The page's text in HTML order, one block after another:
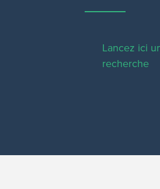
Lancez ici
recherche